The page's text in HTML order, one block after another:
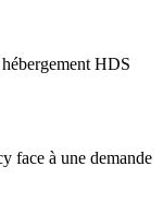
HDS
face à une demande